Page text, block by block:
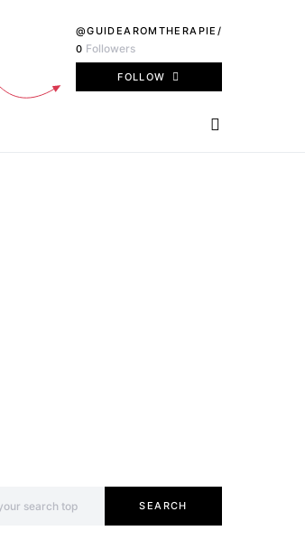
@GUIDEAROMTHERAPIE/
0 Followers
FOLLOW
SEARCH